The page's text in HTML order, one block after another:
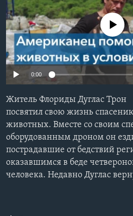
Learning English
СОЦИАЛЬНЫЕ СЕТИ
No media source
0:00
Житель Флориды Дуглас Трон
посвятил свою жизнь
животных. Вместе со своим
оборудованным дроном он
пострадавшие от бедствий
оказавшимся в беде
человека. Недавно Дуглас